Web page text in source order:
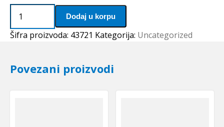
PSM
253220
SKF
Dodaj u korpu
Šifra proizvoda: 43721 Kategorija: Uncategorized
Povezani proizvodi